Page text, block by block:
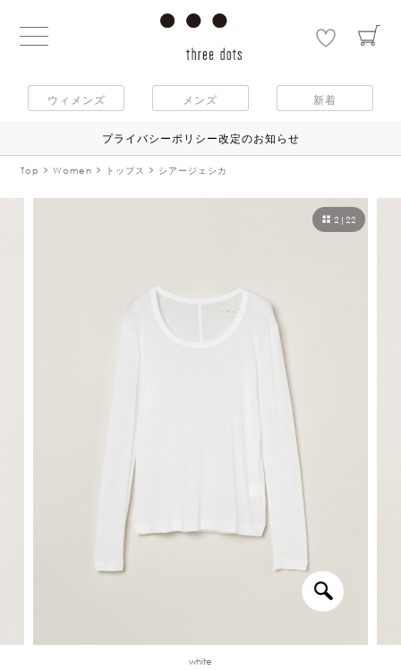
ウィメンズ メンズ 新着
プライバシーポリシー改定のお知らせ
Top Women トップス シアージェシカ
2 |22
white